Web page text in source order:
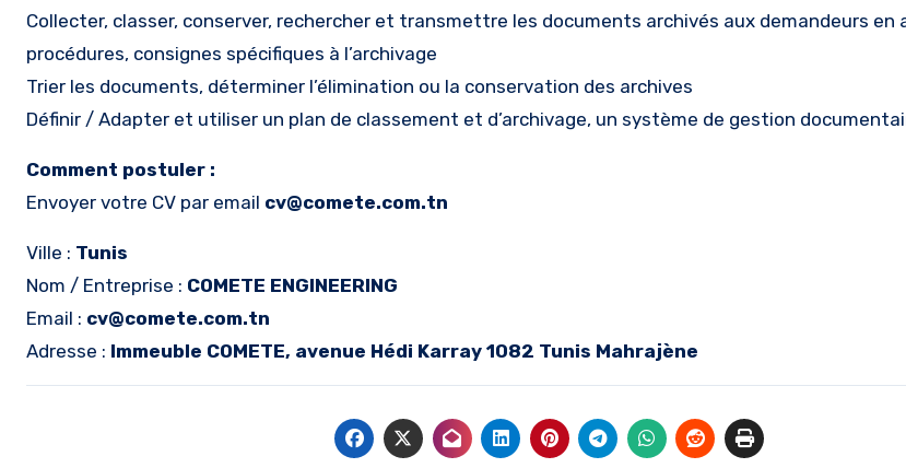
Collecter, classer, conserver, rechercher et transmettre les documents archivés aux demandeurs en
procédures, consignes spécifiques à l’archivage
Trier les documents, déterminer l’élimination ou la conservation des archives
Définir / Adapter et utiliser un plan de classement et d’archivage, un système de gestion
Comment postuler :
Envoyer votre CV par email cv@comete.com.tn
Ville : Tunis
Nom / Entreprise : COMETE ENGINEERING
Email : cv@comete.com.tn
Adresse : Immeuble COMETE, avenue Hédi Karray 1082 Tunis Mahrajène